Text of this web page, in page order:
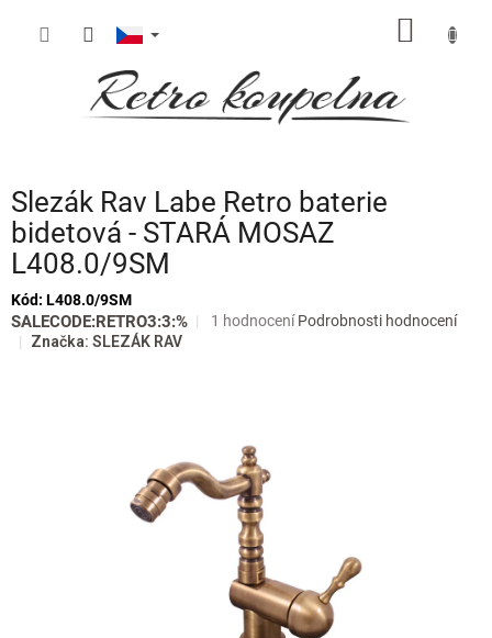
Slezák Rav Labe Retro baterie
bidetová - STARÁ MOSAZ
L408.0/9SM
Kód: L408.0/9SM
SALECODE:RETRO3:3:%
Průměrné
hvězdiček.
1 hodnocení Podrobnosti hodnocení
Značka: SLEZÁK RAV